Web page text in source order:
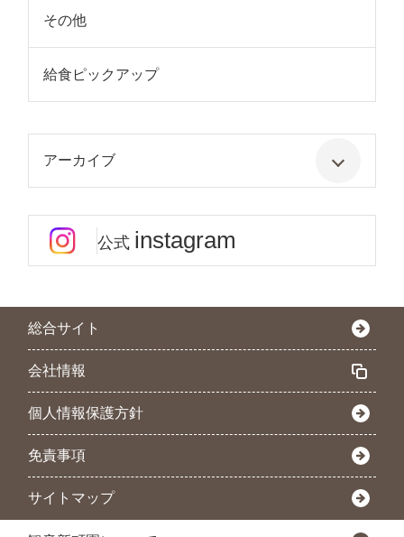
その他
給食ピックアップ
アーカイブ
公式 instagram
総合サイト
会社情報
個人情報保護方針
免責事項
サイトマップ